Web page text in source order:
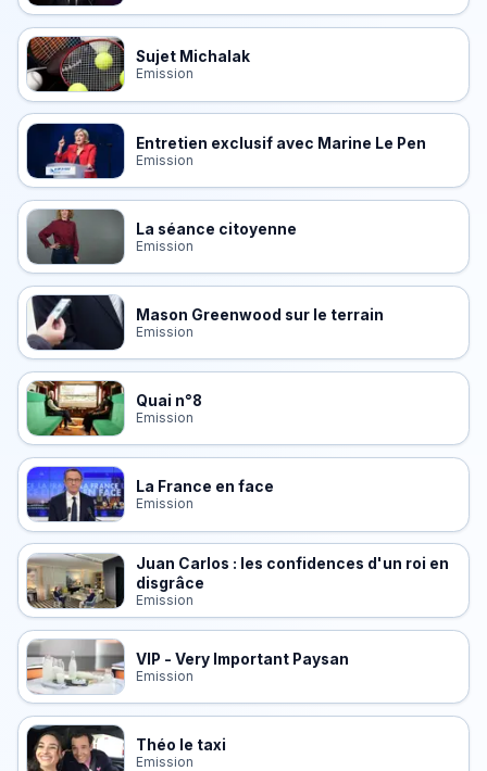
Sujet Michalak
Emission
Entretien exclusif avec Marine Le Pen
Emission
La séance citoyenne
Emission
Mason Greenwood sur le terrain
Emission
Quai n°8
Emission
La France en face
Emission
Juan Carlos : les confidences d'un roi en
disgrâce
Emission
VIP - Very Important Paysan
Emission
Théo le taxi
Emission